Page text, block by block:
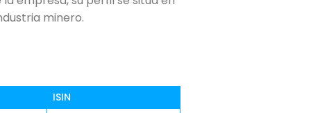
minero.
ISIN